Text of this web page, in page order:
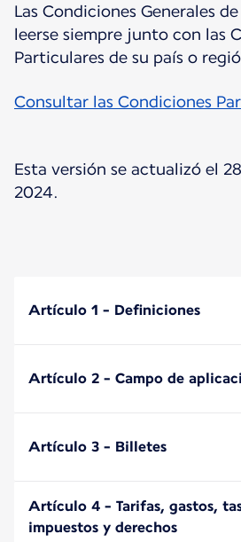
Las Condiciones Generales
leerse siempre junto con las
Consultar las Condiciones
Esta versión se actualizó el
2024.
Artículo 1 - Definiciones
Artículo 2 - Campo de
Artículo 3 - Billetes
Artículo 4 - Tarifas, gastos,
impuestos y derechos